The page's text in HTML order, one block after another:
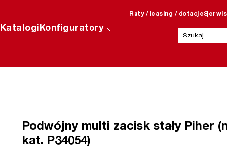
Raty / leasing / dotacjeSerwis
KatalogiKonfiguratory
Szukaj:
Podwójny multi zacisk stały Piher
kat. P34054)